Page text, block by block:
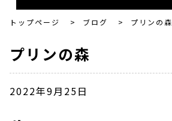
トップページ > ブログ > プリンの森
プリンの森
2022年9月25日